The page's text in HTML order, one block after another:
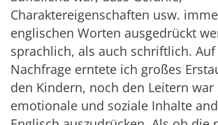
Charaktereigenschaften usw.
englischen Worten ausgedrückt
sprachlich, als auch schriftlich.
Nachfrage erntete ich großes
den Kindern, noch den Leitern
emotionale und soziale Inhalte